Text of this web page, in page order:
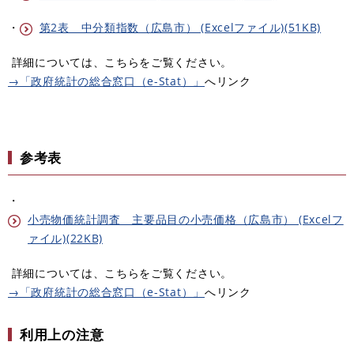
・ 第2表 中分類指数（広島市） (Excelファイル)(51KB)
詳細については、こちらをご覧ください。
→「政府統計の総合窓口（e-Stat）」 へリンク
参考表
・
小売物価統計調査 主要品目の小売価格（広島市） (Excelフ
ァイル)(22KB)
詳細については、こちらをご覧ください。
→「政府統計の総合窓口（e-Stat）」 へリンク
利用上の注意